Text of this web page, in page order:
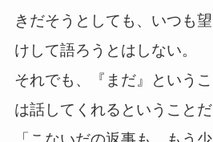
きだそうとしても、いつも
けして語ろうとはしない。
それでも、『まだ』というこ
は話してくれるということだ